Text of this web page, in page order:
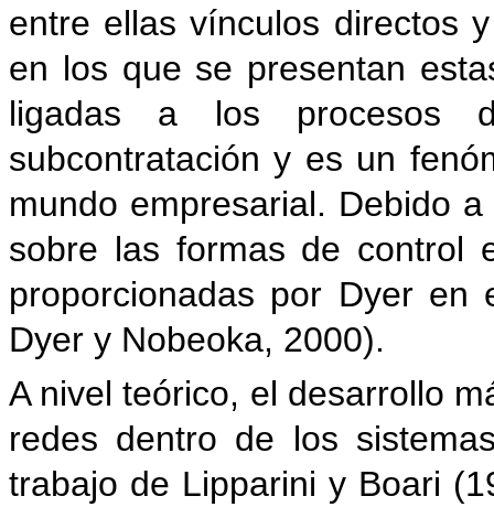
entre ellas vínculos directos
en los que se presentan
ligadas a los procesos
subcontratación y es un
mundo empresarial. Debido
sobre las formas de control
proporcionadas por Dyer en
Dyer y Nobeoka, 2000).
A nivel teórico, el desarrollo
redes dentro de los
trabajo de Lipparini y Boari